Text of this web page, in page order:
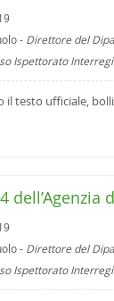
- Direttore del
Ispettorato
il testo ufficiale,
dell’Agenzia
- Direttore del
Ispettorato